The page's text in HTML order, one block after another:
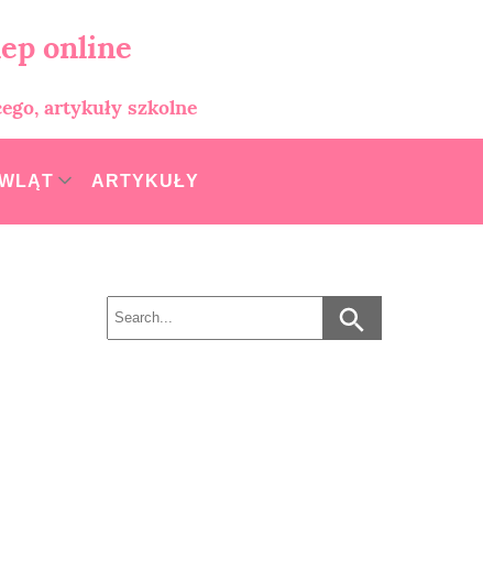
online
artykuły szkolne
ARTYKUŁY